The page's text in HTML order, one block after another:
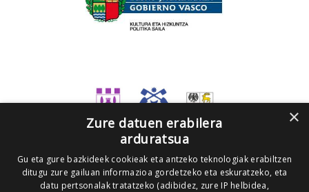
×
Zure datuen erabilera
arduratsua
Gu eta gure bazkideek cookieak eta antzeko teknologiak erabiltzen
ditugu zure gailuan informazioa gordetzeko eta eskuratzeko, eta
datu pertsonalak tratatzeko (adibidez, zure IP helbidea,